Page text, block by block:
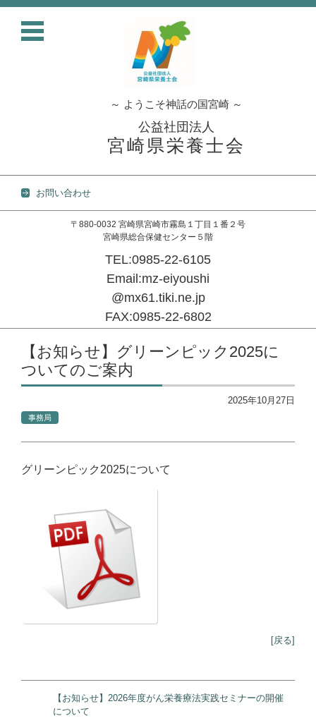
～ ようこそ神話の国宮崎 ～
公益社団法人
宮崎県栄養士会
お問い合わせ
〒880-0032 宮崎県宮崎市霧島１丁目１番２号
宮崎県総合保健センター５階
TEL:0985-22-6105
Email:mz-eiyoushi
@mx61.tiki.ne.jp
FAX:0985-22-6802
コンテンツに移動
【お知らせ】グリーンピック2025に
ついてのご案内
2025年10月27日
事務局
グリーンピック2025について
[戻る]
【お知らせ】2026年度がん栄養療法実践セミナーの開催
について